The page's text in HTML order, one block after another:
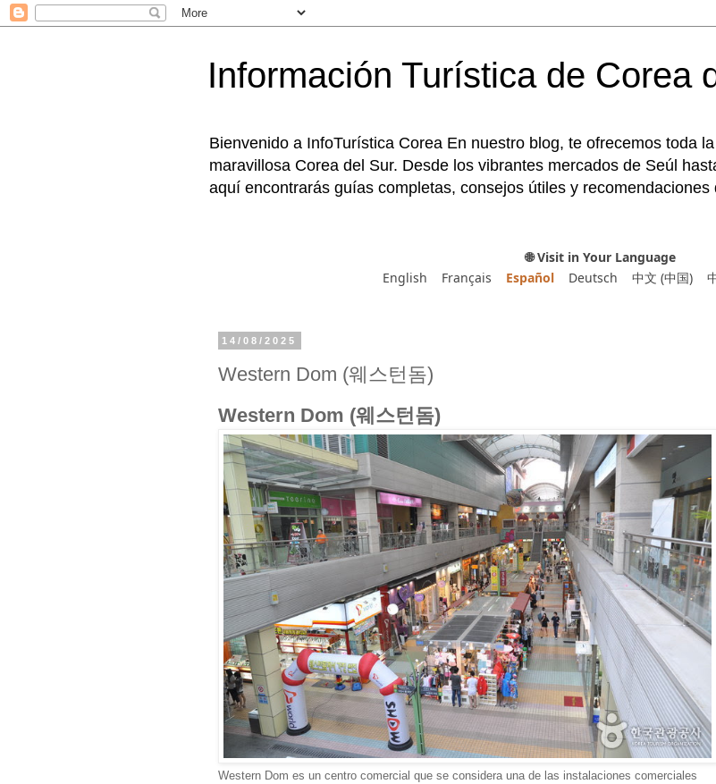
Información Turística de Corea
Bienvenido a InfoTurística Corea En nuestro blog, te ofrecemos toda
maravillosa Corea del Sur. Desde los vibrantes mercados de Seúl
aquí encontrarás guías completas, consejos útiles y
🌐 Visit in Your Language
English
Français Español Deutsch 中文 (中国)
14/08/2025
Western Dom (웨스턴돔)
Western Dom (웨스턴돔)
Western Dom es un centro comercial que se considera una de las instalaciones comerciales